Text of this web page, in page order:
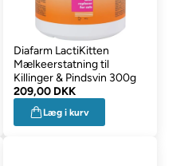
Diafarm LactiKitten
Mælkeerstatning til
Killinger & Pindsvin 300g
209,00 DKK
Læg i kurv